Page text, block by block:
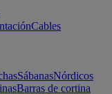
Cables
SábanasNórdicos
Barras de cortina